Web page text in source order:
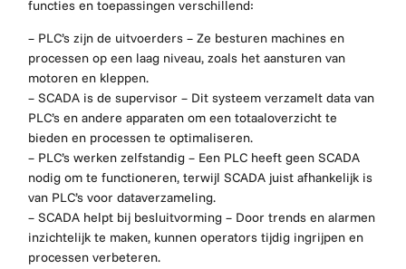
functies en toepassingen verschillend:
– PLC’s zijn de uitvoerders – Ze besturen machines en
processen op een laag niveau, zoals het aansturen van
motoren en kleppen.
– SCADA is de supervisor – Dit systeem verzamelt data van
PLC’s en andere apparaten om een totaaloverzicht te
bieden en processen te optimaliseren.
– PLC’s werken zelfstandig – Een PLC heeft geen SCADA
nodig om te functioneren, terwijl SCADA juist afhankelijk is
van PLC’s voor dataverzameling.
– SCADA helpt bij besluitvorming – Door trends en alarmen
inzichtelijk te maken, kunnen operators tijdig ingrijpen en
processen verbeteren.